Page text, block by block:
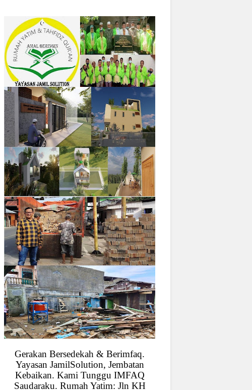
Gerakan Bersedekah & Berimfaq.
Yayasan JamilSolution, Jembatan
Kebaikan. Kami Tunggu IMFAQ
Saudaraku. Rumah Yatim: Jln KH